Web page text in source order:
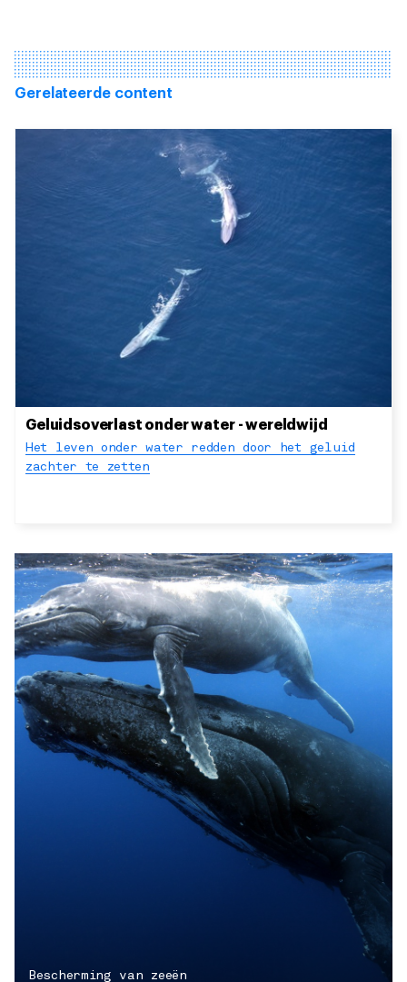
Gerelateerde content
Geluidsoverlast onder water - wereldwijd
Het leven onder water redden door het geluid
zachter te zetten
Bescherming van zeeën